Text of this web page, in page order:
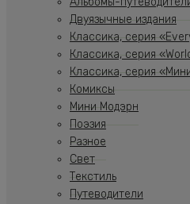
Двуязычные издания
Классика, серия
Классика, серия
Классика, серия
Комиксы
Мини Модэрн
Поэзия
Разное
Свет
Текстиль
Путеводители